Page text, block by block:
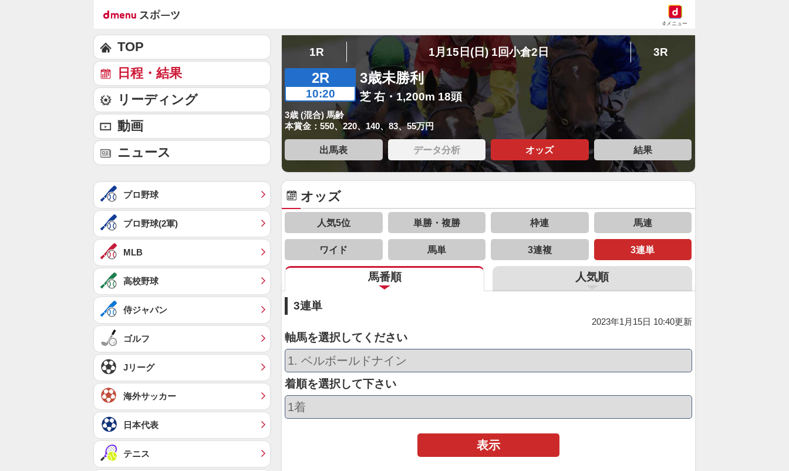
dメニュー
1R 1月15日(日) 1回小倉2日 3R
2R
10:20
3歳未勝利
芝 右・1,200m 18頭
3歳 (混合) 馬齢
本賞金：550、220、140、83、55万円
出馬表 データ分析 オッズ 結果
オッズ
人気5位 単勝・複勝 枠連 馬連
ワイド 馬単 3連複 3連単
馬番順 人気順
3連単
2023年1月15日 10:40更新
軸馬を選択してください
着順を選択して下さい
表示
TOP
日程・結果
リーディング
動画
ニュース
プロ野球
プロ野球(2軍)
MLB
高校野球
侍ジャパン
ゴルフ
Jリーグ
海外サッカー
日本代表
テニス